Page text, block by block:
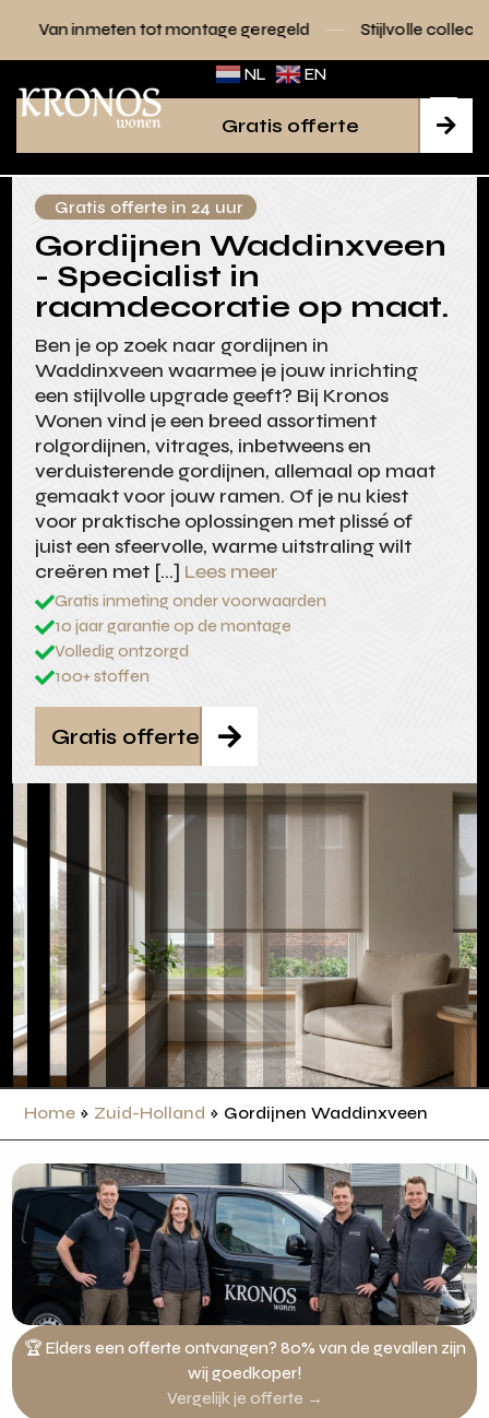
tot montage geregeld Stijlvolle collecties voor elk
NL EN

Gratis offerte
Gratis offerte in 24 uur
Gordijnen Waddinxveen
- Specialist in
raamdecoratie op maat.
Ben je op zoek naar gordijnen in
Waddinxveen waarmee je jouw inrichting
een stijlvolle upgrade geeft? Bij Kronos
Wonen vind je een breed assortiment
rolgordijnen, vitrages, inbetweens en
verduisterende gordijnen, allemaal op maat
gemaakt voor jouw ramen. Of je nu kiest
voor praktische oplossingen met plissé of
juist een sfeervolle, warme uitstraling wilt
creëren met […] Lees meer
Gratis inmeting onder voorwaarden
10 jaar garantie op de montage
Volledig ontzorgd
100+ stoffen

Gratis offerte
Home » Zuid-Holland » Gordijnen Waddinxveen
🏆 Elders een offerte ontvangen? 80% van de gevallen zijn
wij goedkoper!
Vergelijk je offerte →